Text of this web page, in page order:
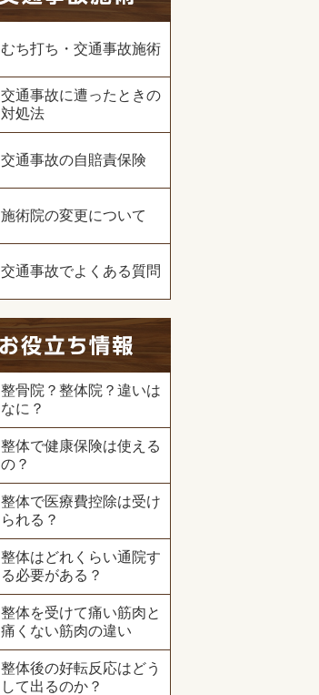
むち打ち・交通事故施術
交通事故に遭ったときの
対処法
交通事故の自賠責保険
施術院の変更について
交通事故でよくある質問
整骨院？整体院？違いは
なに？
整体で健康保険は使える
の？
整体で医療費控除は受け
られる？
整体はどれくらい通院す
る必要がある？
整体を受けて痛い筋肉と
痛くない筋肉の違い
整体後の好転反応はどう
して出るのか？